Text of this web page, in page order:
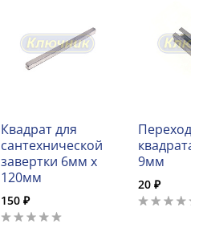
Квадрат для
сантехнической
завертки 6мм х
120мм
150 ₽
квадрата
9мм
20 ₽